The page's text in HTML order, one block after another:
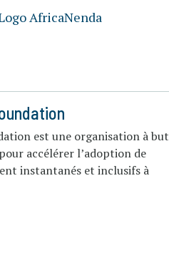
est une organisation à but
accélérer l’adoption de
instantanés et inclusifs à